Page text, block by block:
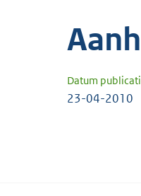
Datum
23-04-2010